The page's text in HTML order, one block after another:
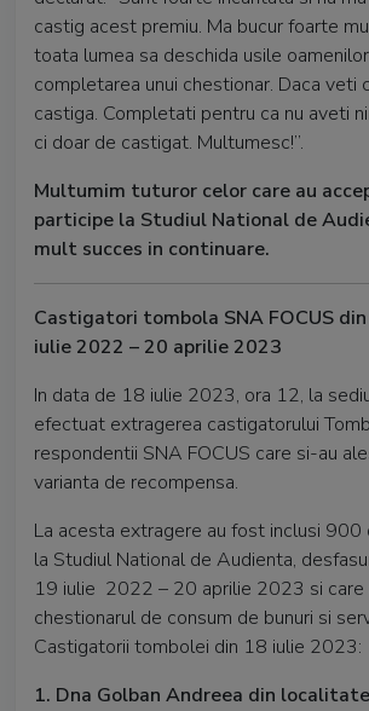
castig acest premiu. Ma bucur foarte
toata lumea sa deschida usile
completarea unui chestionar. Daca veti
castiga. Completati pentru ca nu aveti
ci doar de castigat. Multumesc!”.
Multumim tuturor celor care au
participe la Studiul National de
mult succes in continuare.
Castigatori tombola SNA FOCUS
iulie 2022 – 20 aprilie 2023
In data de 18 iulie 2023, ora 12, la
efectuat extragerea castigatorului
respondentii SNA FOCUS care si-au
varianta de recompensa.
La acesta extragere au fost inclusi 900
la Studiul National de Audienta,
19 iulie 2022 – 20 aprilie 2023 si
chestionarul de consum de bunuri si
Castigatorii tombolei din 18 iulie 2023:
1. Dna Golban Andreea din